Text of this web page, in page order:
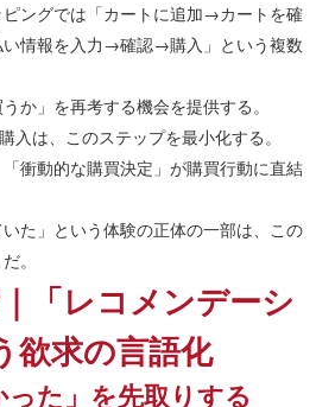
ングでは「カートに追加→カートを確
情報を入力→確認→購入」という複数
か」を再考する機会を提供する。
入は、このステップを最小化する。
衝動的な購買決定」が購買行動に直結
いた」という体験の正体の一部は、この
。
「レコメンデーシ
欲求の言語化
った」を先取りする